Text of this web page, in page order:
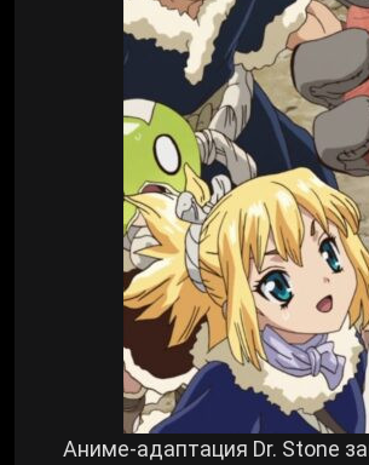
Crimson Desert
Zenless Zone Zero
Kingdom Come: Deliverance 2
Path of Exile 2
Wuthering Waves
Roblox
Билды Arknights: Endfield
Билды Wuthering Waves
Билды Cyberpunk 2077
Билды Path of Exile 2
Аниме-адаптация Dr. Stone